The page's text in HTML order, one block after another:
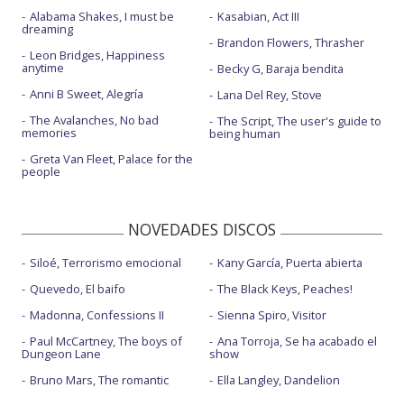
Alabama Shakes, I must be
dreaming
Leon Bridges, Happiness
anytime
Anni B Sweet, Alegría
The Avalanches, No bad
memories
Greta Van Fleet, Palace for the
people
Kasabian, Act III
Brandon Flowers, Thrasher
Becky G, Baraja bendita
Lana Del Rey, Stove
The Script, The user's guide to
being human
NOVEDADES DISCOS
Siloé, Terrorismo emocional
Quevedo, El baifo
Madonna, Confessions II
Paul McCartney, The boys of
Dungeon Lane
Bruno Mars, The romantic
Kany García, Puerta abierta
The Black Keys, Peaches!
Sienna Spiro, Visitor
Ana Torroja, Se ha acabado el
show
Ella Langley, Dandelion